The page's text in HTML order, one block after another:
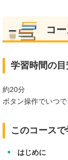
コ
学習時間の目
約20分
ボタン操作でいつ
このコース
はじめに